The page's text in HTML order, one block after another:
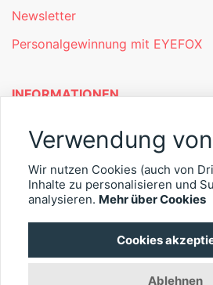
Newsletter
Personalgewinnung mit EYEFOX
INFORMATIONEN
Was ist EYEFOX – Ihre
Kontakt
Verwendung
Wir nutzen Cookies (auch von
Inhalte zu personalisieren und
analysieren. Mehr über Cookies
Cookies
Ablehnen